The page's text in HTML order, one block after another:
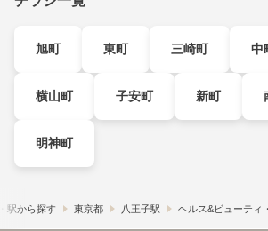
旭町 東町 三崎町 中
横山町 子安町 新町
明神町
駅から探す 東京都 八王子駅 ヘルス&ビューティ